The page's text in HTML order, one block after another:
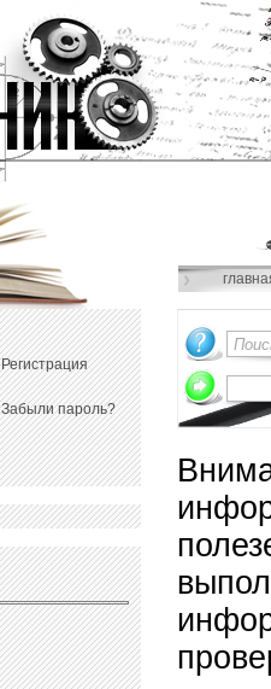
Регистрация
Забыли пароль?